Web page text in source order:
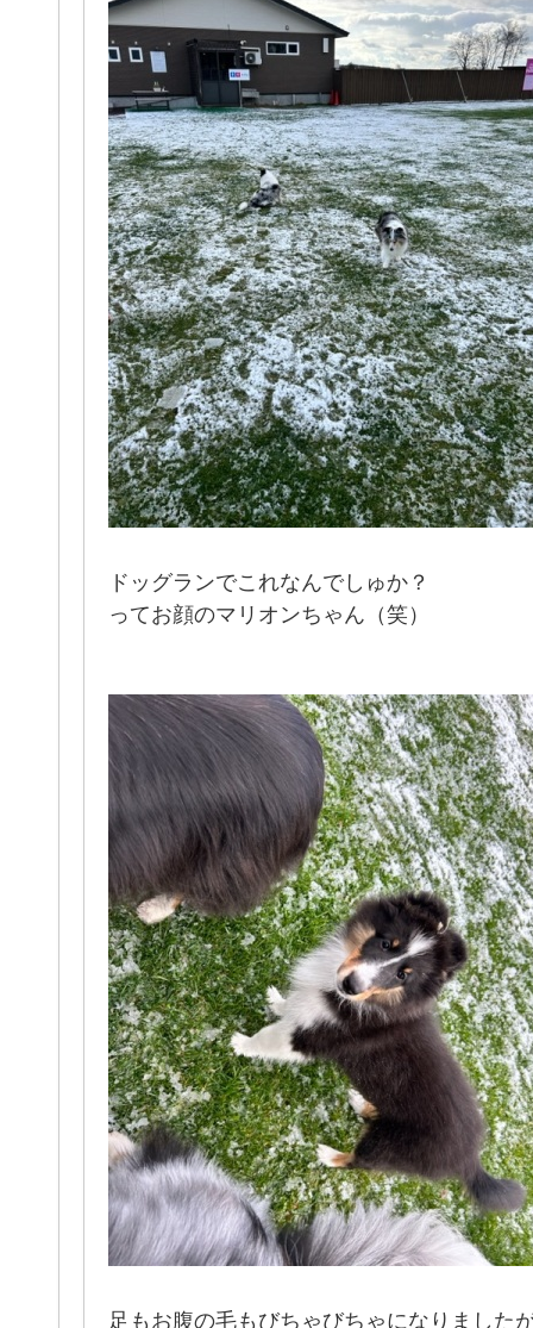
ドッグランでこれなんでしゅか？
ってお顔のマリオンちゃん（笑）
足もお腹の毛もびちゃびちゃになりました